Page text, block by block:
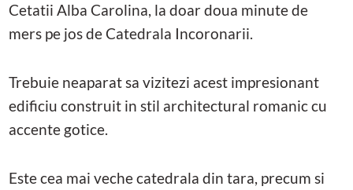
Cetatii Alba Carolina, la doar doua minute de
mers pe jos de Catedrala Incoronarii.
Trebuie neaparat sa vizitezi acest impresionant
edificiu construit in stil architectural romanic cu
accente gotice.
Este cea mai veche catedrala din tara, precum si